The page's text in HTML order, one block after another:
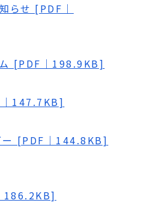
らせ [PDF｜
[PDF｜198.9KB]
147.7KB]
ー [PDF｜144.8KB]
186.2KB]